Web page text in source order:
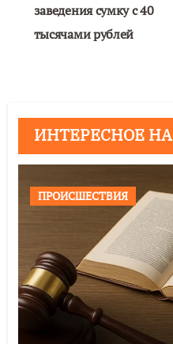
заведения сумку с 40
тысячами рублей
ИНТЕРЕСНОЕ
ПРОИСШЕСТВИЯ